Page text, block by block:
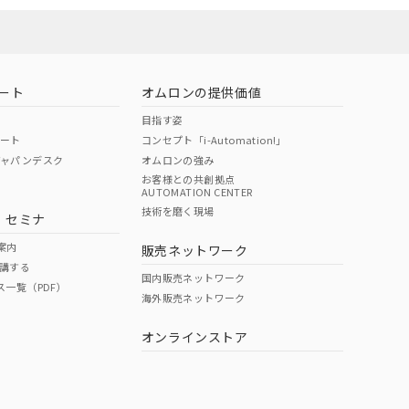
O O
ページへ
ください
ト
ト
パンデスク
セミナ
内
する
覧（PDF）
オムロンの提供価値
目指す姿
コンセプト「i-Automation!」
オムロンの強み
お客様との共創拠点
AUTOMATION CENTER
技術を磨く現場
販売ネットワーク
国内販売ネットワーク
海外販売ネットワーク
オンラインストア